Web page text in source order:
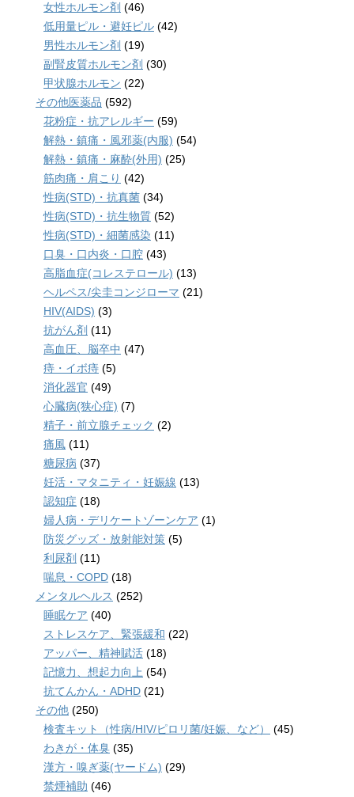
女性ホルモン剤 (46)
低用量ピル・避妊ピル (42)
男性ホルモン剤 (19)
副腎皮質ホルモン剤 (30)
甲状腺ホルモン (22)
その他医薬品 (592)
花粉症・抗アレルギー (59)
解熱・鎮痛・風邪薬(内服) (54)
解熱・鎮痛・麻酔(外用) (25)
筋肉痛・肩こり (42)
性病(STD)・抗真菌 (34)
性病(STD)・抗生物質 (52)
性病(STD)・細菌感染 (11)
口臭・口内炎・口腔 (43)
高脂血症(コレステロール) (13)
ヘルペス/尖圭コンジローマ (21)
HIV(AIDS) (3)
抗がん剤 (11)
高血圧、脳卒中 (47)
痔・イボ痔 (5)
消化器官 (49)
心臓病(狭心症) (7)
精子・前立腺チェック (2)
痛風 (11)
糖尿病 (37)
妊活・マタニティ・妊娠線 (13)
認知症 (18)
婦人病・デリケートゾーンケア (1)
防災グッズ・放射能対策 (5)
利尿剤 (11)
喘息・COPD (18)
メンタルヘルス (252)
睡眠ケア (40)
ストレスケア、緊張緩和 (22)
アッパー、精神賦活 (18)
記憶力、想起力向上 (54)
抗てんかん・ADHD (21)
その他 (250)
検査キット（性病/HIV/ピロリ菌/妊娠、など）
(45)
わきが・体臭 (35)
漢方・嗅ぎ薬(ヤードム) (29)
禁煙補助 (46)